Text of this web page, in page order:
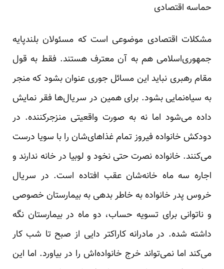
حماسه اقتصادی
مشکلات اقتصادی موضوعی است که مسئولان بلندپایه
جمهوری‌اسلامی هم به آن معترف هستند. فقط به قول
مقام رهبری نباید این مسائل جوری عنوان بشود که منجر
به سیاه‌نمایی بشود. برای همین در سریال‌ها فقر نمایش
داده می‌شود اما نه به صورت واقعیتی منزجرکننده. در
دودکش خانواده فیروز تمام غذاهای‌شان را با سویا درست
می‌کنند. خانواده نصرت حتی نخود و لوبیا در خانه ندارند و
اجاره سه ماه خانه‌شان عقب افتاده است. در سریال
خروس پدر خانواده به خاطر بدهی به بیمارستان خصوصی
و ناتوانی برای تسویه حساب، دو ماه در بیمارستان نگه
داشته شده. در مادرانه کاراکتر دایی از صبح تا شب کار
می‌کند اما نمی‌تواند خرج خانواده‌اش را در بیاورد. اما این